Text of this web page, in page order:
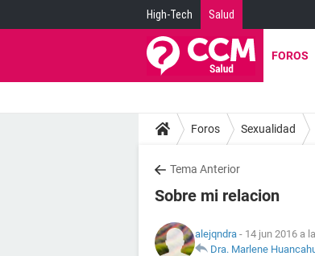
High-Tech Salud
FOROS
Foros Sexualidad
Tema Anterior
Sobre mi relacion
alejqndra - 14 jun 2016 a
Dra. Marlene